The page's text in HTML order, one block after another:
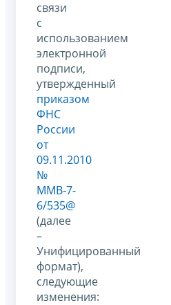
связи
с
использованием
электронной
подписи,
утвержденный
приказом
ФНС
России
от
09.11.2010
№
ММВ-7-
6/535@
(далее
–
Унифицированный
формат),
следующие
изменения: